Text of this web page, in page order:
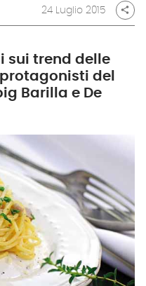
24 Luglio 2015 share
sui trend delle
del
Barilla e De